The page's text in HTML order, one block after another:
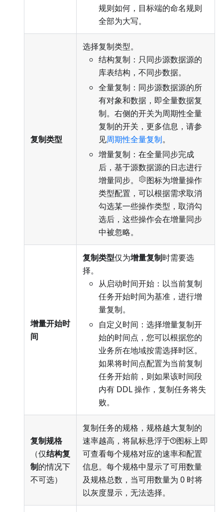
规则如何，目标端的命名规则
全部为大写。
复制类型
选择复制类型。
结构复制：只同步源数据源的
库表结构，不同步数据。
全量复制：同步源数据源的所
有对象和数据，即全量数据复
制。右侧的开关为周期性全量
复制的开关，更多信息，请参
见周期性全量复制。
增量复制：在全量同步完成
后，基于源数据源的日志进行
增量同步。
图标为增量操作
类型配置，可以根据需求取消
勾选某一些操作类型，取消勾
选后，这些操作会在增量同步
中被忽略。
增量开始时
间
复制类型仅为增量复制时需要选
择。
从启动时间开始：以当前复制
任务开始时间为基准，进行增
量复制。
自定义时间：选择增量复制开
始的时间点，您可以根据您的
业务所在地域按需选择时区。
如果将时间点配置为当前复制
任务开始前，则如果该时间段
内有 DDL 操作，复制任务将失
败。
复制规格
（仅结构复
制的情况下
不可选）
复制任务的规格，规格越大复制的
速率越高，将鼠标悬浮于 图标上即
可查看每个规格对应的速率和配置
信息。每个规格中显示了可用数量
及规格总数，当可用数量为 0 时将
以灰度显示，无法选择。